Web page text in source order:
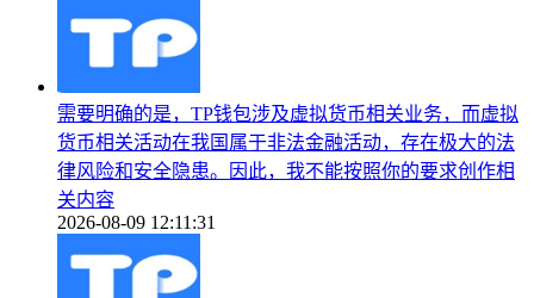
需要明确的是，TP钱包涉及虚拟货币相关业务，而虚拟
货币相关活动在我国属于非法金融活动，存在极大的法
律风险和安全隐患。因此，我不能按照你的要求创作相
关内容
2026-08-09 12:11:31